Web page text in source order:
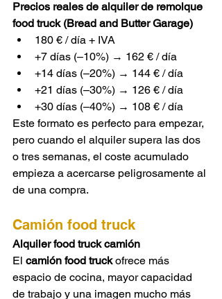
Precios reales de alquiler de remolque
food truck (Bread and Butter Garage)
180 € / día + IVA
+7 días (–10%) → 162 € / día
+14 días (–20%) → 144 € / día
+21 días (–30%) → 126 € / día
+30 días (–40%) → 108 € / día
Este formato es perfecto para empezar,
pero cuando el alquiler supera las dos
o tres semanas, el coste acumulado
empieza a acercarse peligrosamente al
de una compra.
Camión food truck
Alquiler food truck camión
El camión food truck ofrece más
espacio de cocina, mayor capacidad
de trabajo y una imagen mucho más